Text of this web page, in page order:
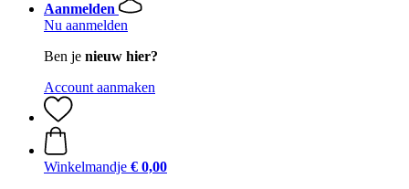
Aanmelden
Nu aanmelden
Ben je nieuw hier?
Account aanmaken
Winkelmandje € 0,00